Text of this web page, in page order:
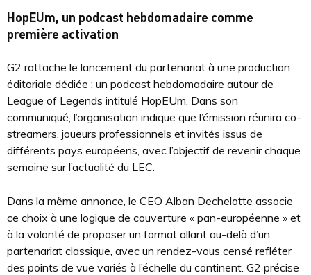
HopEUm, un podcast hebdomadaire comme
première activation
G2 rattache le lancement du partenariat à une production
éditoriale dédiée : un podcast hebdomadaire autour de
League of Legends intitulé HopEUm. Dans son
communiqué, l’organisation indique que l’émission réunira co-
streamers, joueurs professionnels et invités issus de
différents pays européens, avec l’objectif de revenir chaque
semaine sur l’actualité du LEC.
Dans la même annonce, le CEO Alban Dechelotte associe
ce choix à une logique de couverture « pan-européenne » et
à la volonté de proposer un format allant au-delà d’un
partenariat classique, avec un rendez-vous censé refléter
des points de vue variés à l’échelle du continent. G2 précise